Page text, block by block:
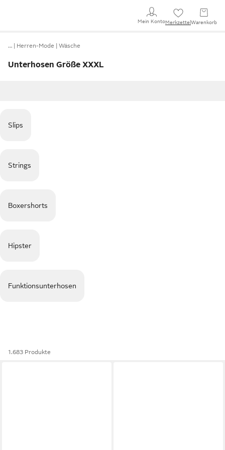
Mein KontoMerkzettel Warenkorb
… Herren-Mode Wäsche
Unterhosen Größe XXXL
Slips
Strings
Boxershorts
Hipster
Funktionsunterhosen
1.683 Produkte